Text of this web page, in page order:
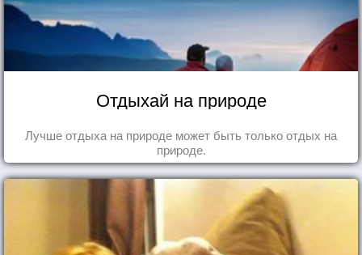
Отдыхай на природе
Лучше отдыха на природе может быть только отдых на
природе.